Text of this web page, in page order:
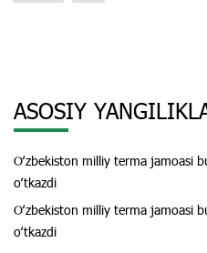
ASOSIY
Oʻzbekiston milliy terma jamoasi
oʻtkazdi
Oʻzbekiston milliy terma jamoasi
oʻtkazdi